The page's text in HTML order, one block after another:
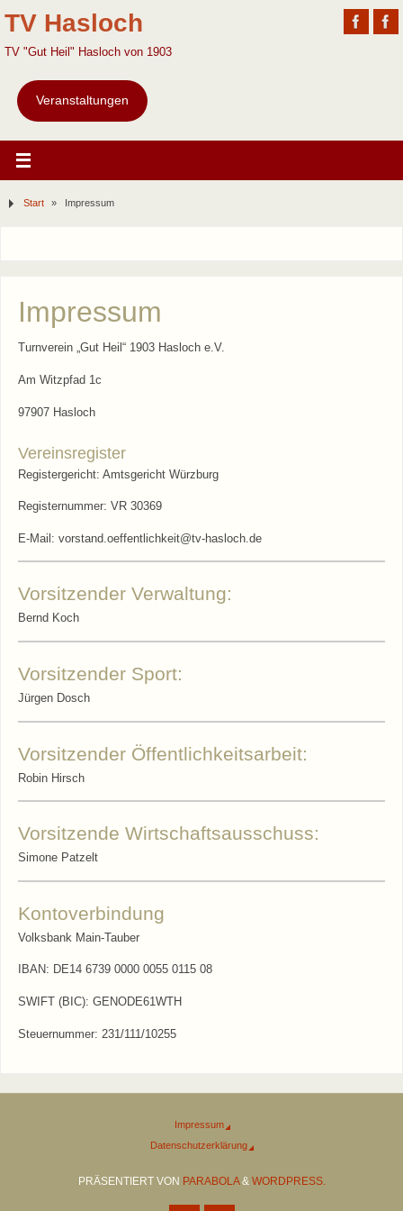
TV Hasloch
TV "Gut Heil" Hasloch von 1903
Veranstaltungen
Start » Impressum
Impressum
Turnverein „Gut Heil“ 1903 Hasloch e.V.
Am Witzpfad 1c
97907 Hasloch
Vereinsregister
Registergericht: Amtsgericht Würzburg
Registernummer: VR 30369
E-Mail: vorstand.oeffentlichkeit@tv-hasloch.de
Vorsitzender Verwaltung:
Bernd Koch
Vorsitzender Sport:
Jürgen Dosch
Vorsitzender Öffentlichkeitsarbeit:
Robin Hirsch
Vorsitzende Wirtschaftsausschuss:
Simone Patzelt
Kontoverbindung
Volksbank Main-Tauber
IBAN: DE14 6739 0000 0055 0115 08
SWIFT (BIC): GENODE61WTH
Steuernummer: 231/111/10255
Impressum
Datenschutzerklärung
PRÄSENTIERT VON PARABOLA& WORDPRESS.